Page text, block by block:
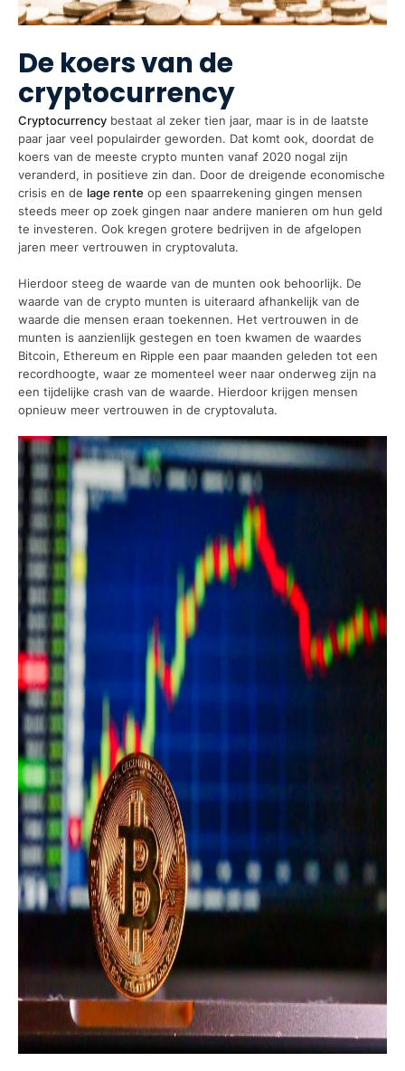
De koers van de
cryptocurrency
Cryptocurrency bestaat al zeker tien jaar, maar is in de laatste
paar jaar veel populairder geworden. Dat komt ook, doordat de
koers van de meeste crypto munten vanaf 2020 nogal zijn
veranderd, in positieve zin dan. Door de dreigende economische
crisis en de lage rente op een spaarrekening gingen mensen
steeds meer op zoek gingen naar andere manieren om hun geld
te investeren. Ook kregen grotere bedrijven in de afgelopen
jaren meer vertrouwen in cryptovaluta.
Hierdoor steeg de waarde van de munten ook behoorlijk. De
waarde van de crypto munten is uiteraard afhankelijk van de
waarde die mensen eraan toekennen. Het vertrouwen in de
munten is aanzienlijk gestegen en toen kwamen de waardes
Bitcoin, Ethereum en Ripple een paar maanden geleden tot een
recordhoogte, waar ze momenteel weer naar onderweg zijn na
een tijdelijke crash van de waarde. Hierdoor krijgen mensen
opnieuw meer vertrouwen in de cryptovaluta.